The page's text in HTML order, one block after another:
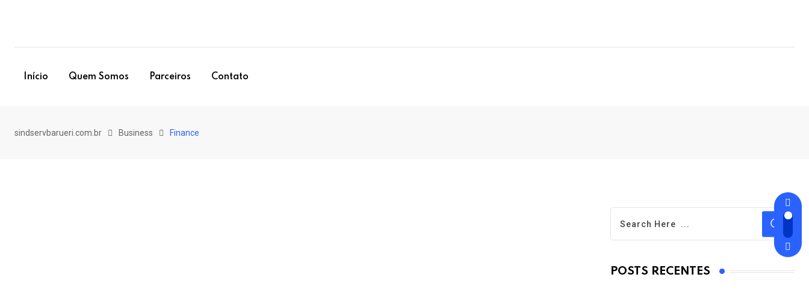
Início Quem Somos Parceiros Contato
sindservbarueri.com.br Business Finance
POSTS RECENTES